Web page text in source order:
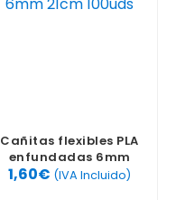
Cañitas flexibles PLA
enfundadas 6mm
21cm 100uds
1,60€ (IVA Incluido)